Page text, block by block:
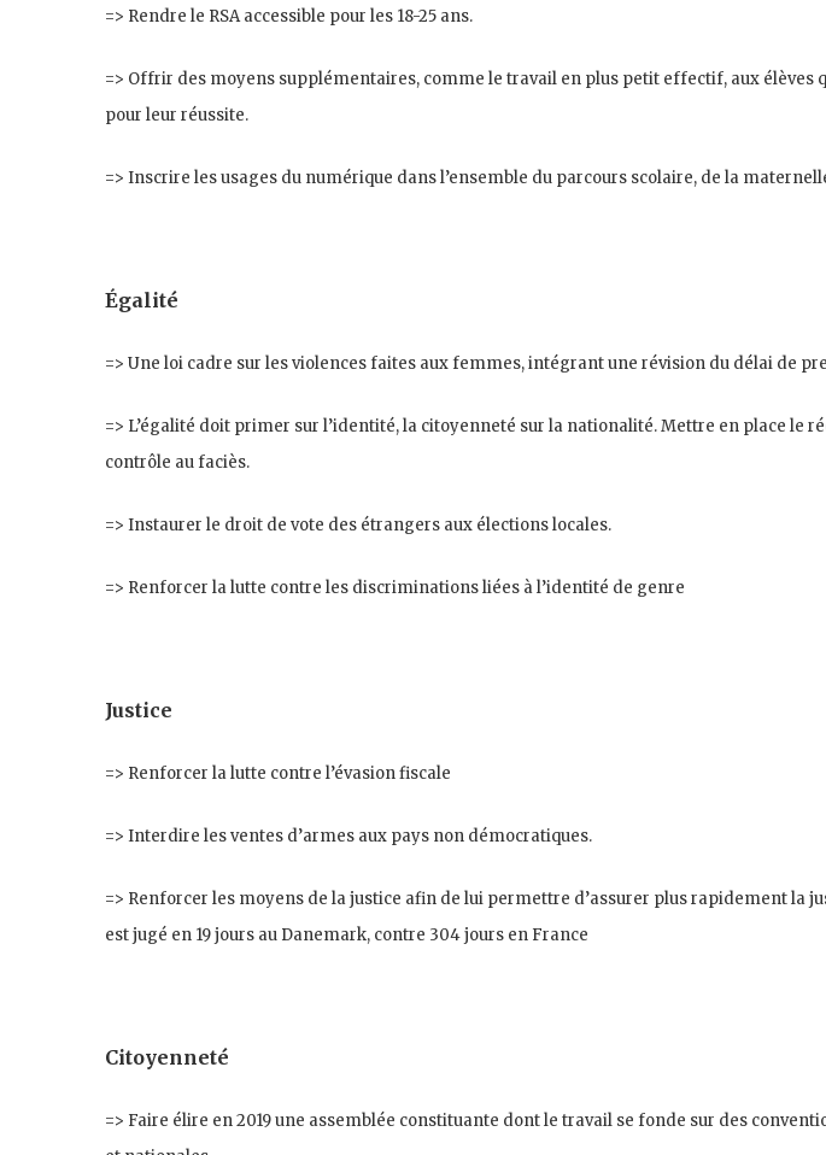
=> Rendre le RSA accessible pour les 18-25 ans.
=> Offrir des moyens supplémentaires, comme le travail en plus petit effectif, aux élèves
pour leur réussite.
=> Inscrire les usages du numérique dans l’ensemble du parcours scolaire, de la
Égalité
=> Une loi cadre sur les violences faites aux femmes, intégrant une révision du délai de
=> L’égalité doit primer sur l’identité, la citoyenneté sur la nationalité. Mettre en place le
contrôle au faciès.
=> Instaurer le droit de vote des étrangers aux élections locales.
=> Renforcer la lutte contre les discriminations liées à l’identité de genre
Justice
=> Renforcer la lutte contre l’évasion fiscale
=> Interdire les ventes d’armes aux pays non démocratiques.
=> Renforcer les moyens de la justice afin de lui permettre d’assurer plus rapidement la
est jugé en 19 jours au Danemark, contre 304 jours en France
Citoyenneté
=> Faire élire en 2019 une assemblée constituante dont le travail se fonde sur des